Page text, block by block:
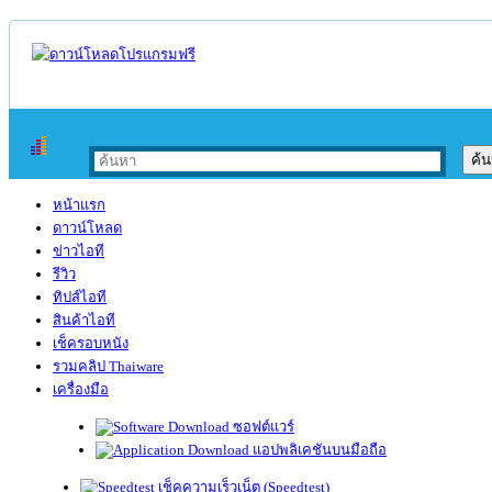
หน้าแรก
ดาวน์โหลด
ข่าวไอที
รีวิว
ทิปส์ไอที
สินค้าไอที
เช็ครอบหนัง
รวมคลิป Thaiware
เครื่องมือ
ซอฟต์แวร์
แอปพลิเคชันบนมือถือ
เช็คความเร็วเน็ต (Speedtest)